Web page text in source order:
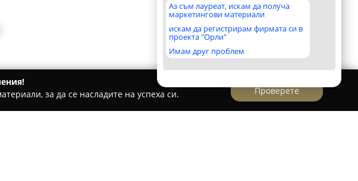
Аз съм лауреат, искам да получа
маркетингови материали
искам да регистрирам фирмата си в
проекта "Орли"
Имам друг проблем
за да се насладите на успеха си.
Проверете